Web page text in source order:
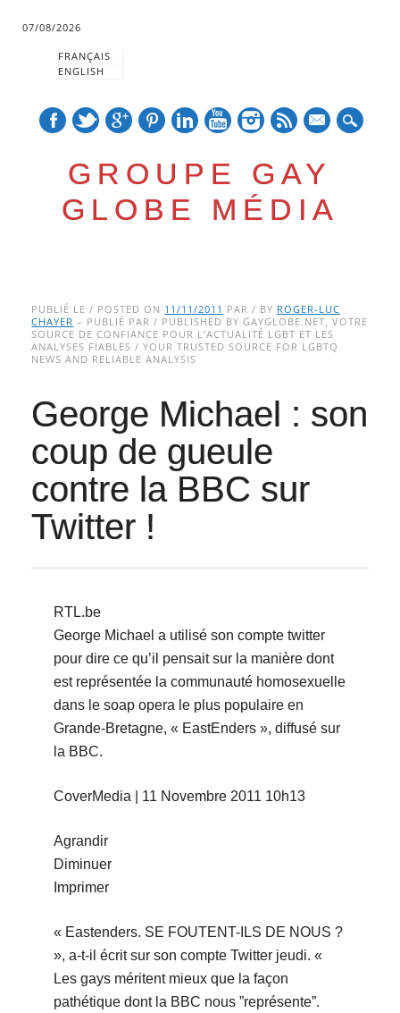
07/08/2026
FRANÇAIS
ENGLISH
GROUPE GAY
GLOBE MÉDIA
Main menu
to
content
PUBLIÉ LE / POSTED ON 11/11/2011 PAR / BY ROGER-LUC
CHAYER – PUBLIÉ PAR / PUBLISHED BY GAYGLOBE.NET, VOTRE
SOURCE DE CONFIANCE POUR L’ACTUALITÉ LGBT ET LES
ANALYSES FIABLES / YOUR TRUSTED SOURCE FOR LGBTQ
NEWS AND RELIABLE ANALYSIS
George Michael : son
coup de gueule
contre la BBC sur
Twitter !
RTL.be
George Michael a utilisé son compte twitter
pour dire ce qu’il pensait sur la manière dont
est représentée la communauté homosexuelle
dans le soap opera le plus populaire en
Grande-Bretagne, « EastEnders », diffusé sur
la BBC.
CoverMedia | 11 Novembre 2011 10h13
Agrandir
Diminuer
Imprimer
« Eastenders. SE FOUTENT-ILS DE NOUS ?
», a-t-il écrit sur son compte Twitter jeudi. «
Les gays méritent mieux que la façon
pathétique dont la BBC nous ”représente”.